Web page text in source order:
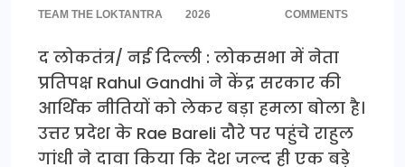
TEAM THE LOKTANTRA
2026
COMMENTS
द लोकतंत्र/ नई दिल्ली : लोकसभा में नेता
प्रतिपक्ष Rahul Gandhi ने केंद्र सरकार की
आर्थिक नीतियों को लेकर बड़ा हमला बोला है।
उत्तर प्रदेश के Rae Bareli दौरे पर पहुंचे राहुल
गांधी ने दावा किया कि देश जल्द ही एक बड़े